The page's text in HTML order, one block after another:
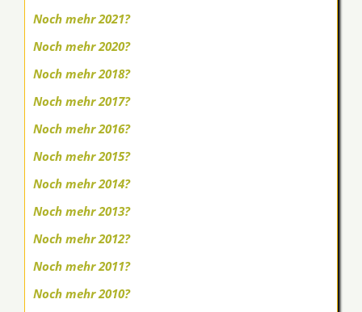
Noch mehr 2021?
Noch mehr 2020?
Noch mehr 2018?
Noch mehr 2017?
Noch mehr 2016?
Noch mehr 2015?
Noch mehr 2014?
Noch mehr 2013?
Noch mehr 2012?
Noch mehr 2011?
Noch mehr 2010?